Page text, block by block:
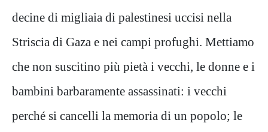
decine di migliaia di palestinesi uccisi nella
Striscia di Gaza e nei campi profughi. Mettiamo
che non suscitino più pietà i vecchi, le donne e i
bambini barbaramente assassinati: i vecchi
perché si cancelli la memoria di un popolo; le